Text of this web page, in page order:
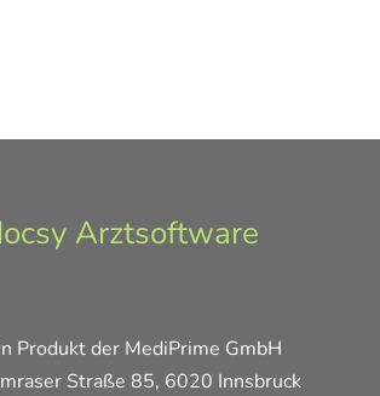
Arztsoftware
Produkt der MediPrime GmbH
Straße 85, 6020 Innsbruck